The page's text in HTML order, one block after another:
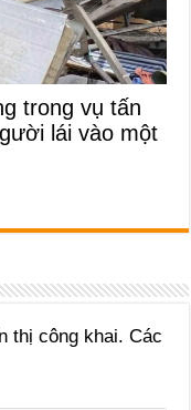
trong vụ tấn
lái vào một
thị công khai. Các